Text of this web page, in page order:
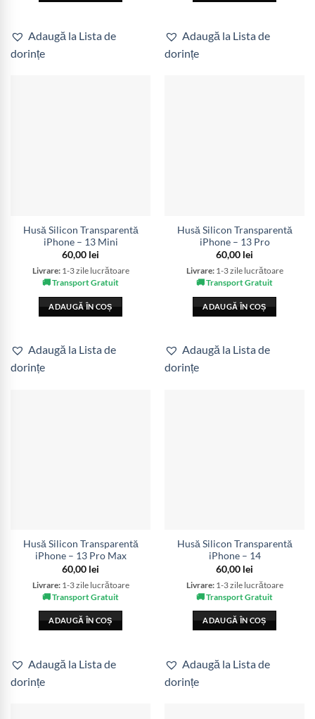
Adaugă la Lista de
dorințe
Adaugă la Lista de
dorințe
Husă Silicon Transparentă
iPhone – 13 Mini
60,00 lei
Livrare:1-3 zile lucrătoare
🚚 Transport Gratuit
ADAUGĂ ÎN COȘ
Adaugă la Lista de
dorințe
Husă Silicon Transparentă
iPhone – 13 Pro
60,00 lei
Livrare:1-3 zile lucrătoare
🚚 Transport Gratuit
ADAUGĂ ÎN COȘ
Adaugă la Lista de
dorințe
Husă Silicon Transparentă
iPhone – 13 Pro Max
60,00 lei
Livrare:1-3 zile lucrătoare
🚚 Transport Gratuit
ADAUGĂ ÎN COȘ
Adaugă la Lista de
dorințe
Husă Silicon Transparentă
iPhone – 14
60,00 lei
Livrare:1-3 zile lucrătoare
🚚 Transport Gratuit
ADAUGĂ ÎN COȘ
Adaugă la Lista de
dorințe